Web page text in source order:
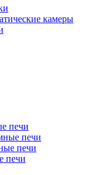
камеры
печи
печи
печи
печи